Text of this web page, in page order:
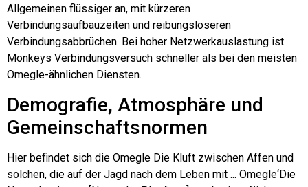
Allgemeinen flüssiger an, mit kürzeren
Verbindungsaufbauzeiten und reibungsloseren
Verbindungsabbrüchen. Bei hoher Netzwerkauslastung ist
Monkeys Verbindungsversuch schneller als bei den meisten
Omegle-ähnlichen Diensten.
Demografie, Atmosphäre und
Gemeinschaftsnormen
Hier befindet sich die Omegle Die Kluft zwischen Affen und
solchen, die auf der Jagd nach dem Leben mit ... Omegle‘Die